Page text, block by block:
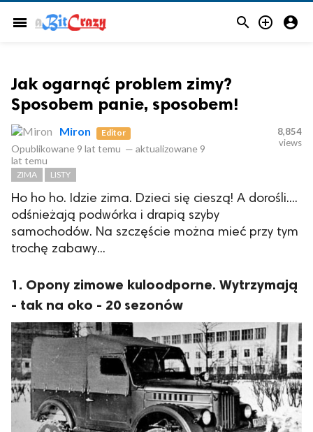
menu   
Jak ogarnąć problem zimy?
Sposobem panie, sposobem!
Miron Editor
Opublikowane 9 lat temu — aktualizowane 9
lat temu
8,854
views
ZIMA LISTY
Ho ho ho. Idzie zima. Dzieci się cieszą! A dorośli....
odśnieżają podwórka i drapią szyby
samochodów. Na szczęście można mieć przy tym
trochę zabawy...
1. Opony zimowe kuloodporne. Wytrzymają
- tak na oko - 20 sezonów